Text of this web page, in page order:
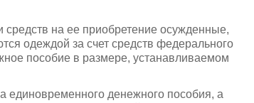
на ее приобретение осужденные,
одеждой за счет средств федерального
пособие в размере, устанавливаемом
единовременного денежного пособия, а